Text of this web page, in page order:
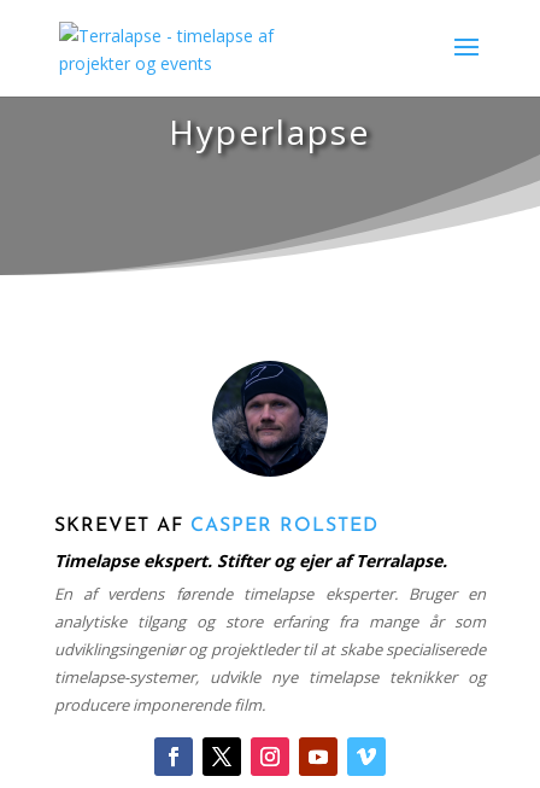
Hyperlapse
SKREVET AF CASPER ROLSTED
Timelapse ekspert. Stifter og ejer af Terralapse.
En af verdens førende timelapse eksperter. Bruger en
analytiske tilgang og store erfaring fra mange år som
udviklingsingeniør og projektleder til at skabe specialiserede
timelapse-systemer, udvikle nye timelapse teknikker og
producere imponerende film.